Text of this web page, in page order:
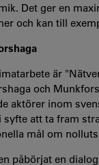
Det ger en
och kan till
är
och
aktörer inom
att ta fram
mål om
påbörjat en